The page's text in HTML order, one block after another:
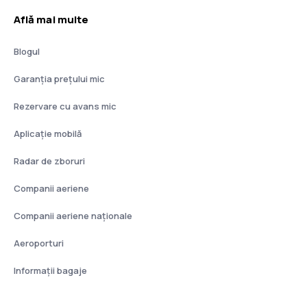
Află mai multe
Blogul
Garanția prețului mic
Rezervare cu avans mic
Aplicație mobilă
Radar de zboruri
Companii aeriene
Companii aeriene naţionale
Aeroporturi
Informații bagaje